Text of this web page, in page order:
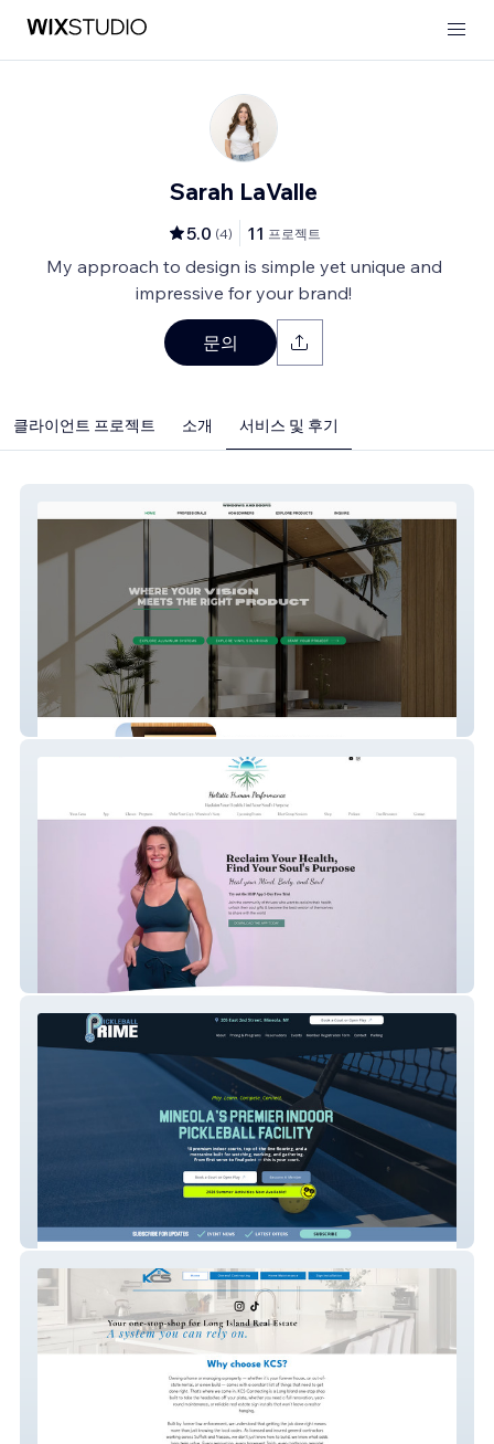
Sarah LaValle
5.0 (4) 11 프로젝트
My approach to design is simple yet unique and
impressive for your brand!
문의
클라이언트 프로젝트 소개 서비스 및 후기
Olsens Windows & Doors
Holistic Human Perf
Pickleball Prime